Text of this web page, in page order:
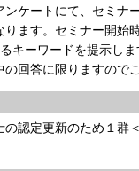
ンケートにて、セミナ
ります。セミナー開始
キーワードを提示し
回答に限りますので
の認定更新のため１群